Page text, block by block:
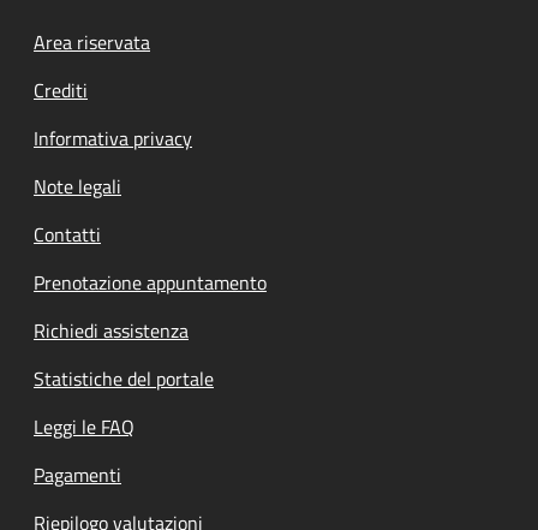
Footer menu
Area riservata
Crediti
Informativa privacy
Note legali
Contatti
Prenotazione appuntamento
Richiedi assistenza
Statistiche del portale
Leggi le FAQ
Pagamenti
Riepilogo valutazioni